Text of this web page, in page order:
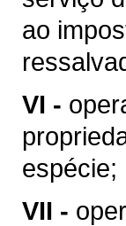
ao
VI -
espécie;
VII -